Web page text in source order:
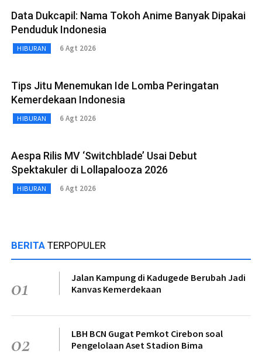
Data Dukcapil: Nama Tokoh Anime Banyak Dipakai
Penduduk Indonesia
HIBURAN 6 Agt 2026
Tips Jitu Menemukan Ide Lomba Peringatan
Kemerdekaan Indonesia
HIBURAN 6 Agt 2026
Aespa Rilis MV ‘Switchblade’ Usai Debut
Spektakuler di Lollapalooza 2026
HIBURAN 6 Agt 2026
BERITA TERPOPULER
01
Jalan Kampung di Kadugede Berubah Jadi
Kanvas Kemerdekaan
02
LBH BCN Gugat Pemkot Cirebon soal
Pengelolaan Aset Stadion Bima